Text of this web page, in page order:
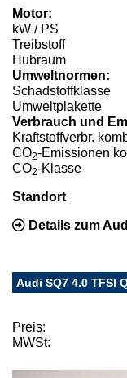
Motor:
kW / PS
Treibstoff
Hubraum
Umweltnormen:
Schadstoffklasse
Umweltplakette
Verbrauch und
Kraftstoffverbr.
CO2-Emissionen
CO2-Klasse
Standort
Details zum
Audi SQ7 4.0 TFSI
Preis:
MWSt: